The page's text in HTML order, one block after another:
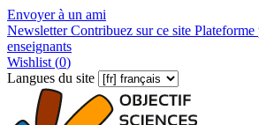
Envoyer à un ami
NewsletterContribuez sur ce site Plateforme
enseignants
Wishlist (0)
Langues du site